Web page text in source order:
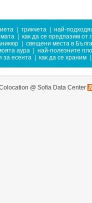
трикчета
най-
как да се предпазим от
свещени места в
аура
най-полезните
за есента как да се храним
@ Sofia Data Center